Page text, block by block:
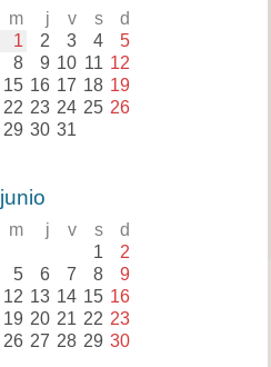
m j v s d
1 2 3 4 5
8 9 10 11 12
15 16 17 18 19
22 23 24 25 26
29 30 31
junio
m j v s d
1 2
5 6 7 8 9
12 13 14 15 16
19 20 21 22 23
26 27 28 29 30